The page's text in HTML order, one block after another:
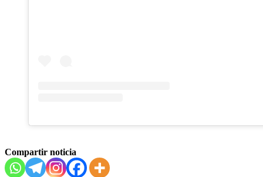
Compartir noticia